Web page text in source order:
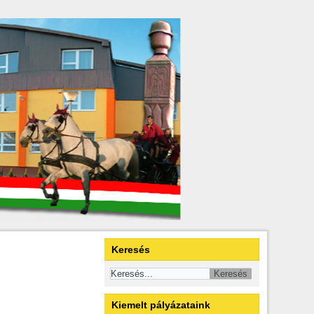
Keresés
Kiemelt pályázataink